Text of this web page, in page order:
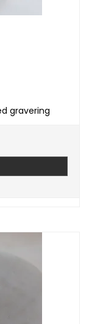
gravering